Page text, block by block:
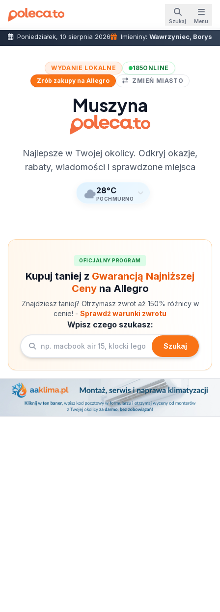
Szukaj Menu
Poniedziałek, 10 sierpnia 2026 Imieniny: Wawrzyniec, Borys
WYDANIE LOKALNE 185ONLINE
Zrób zakupy na Allegro
ZMIEŃ MIASTO
Muszyna
Najlepsze w Twojej okolicy. Odkryj okazje,
rabaty, wiadomości i sprawdzone miejsca
28°C
POCHMURNO
OFICJALNY PROGRAM
Kupuj taniej z Gwarancją Najniższej
Cenyna Allegro
Znajdziesz taniej? Otrzymasz zwrot aż 150% różnicy w
cenie! - Sprawdź warunki zwrotu
Wpisz czego szukasz:
Szukaj